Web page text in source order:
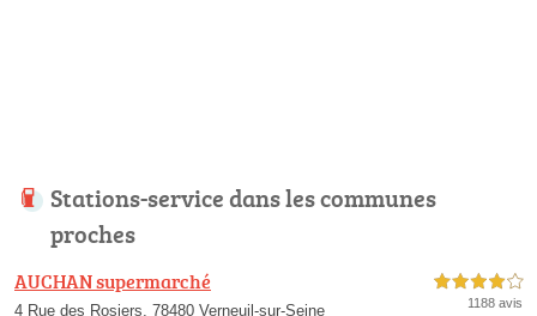
Stations-service dans les communes
proches
AUCHAN supermarché
4 Rue des Rosiers, 78480 Verneuil-sur-Seine
4,0 étoiles sur 5
1188 avis